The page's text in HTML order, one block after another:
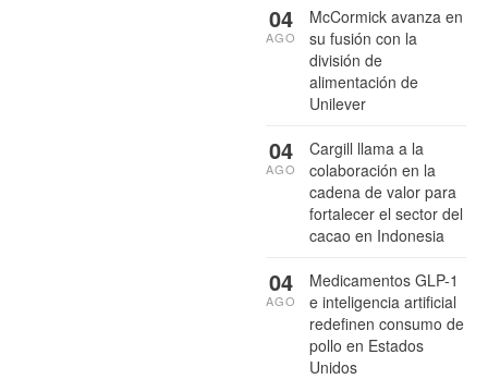
McCormick avanza en
su fusión con la
división de
alimentación de
Unilever
04
AGO
Cargill llama a la
colaboración en la
cadena de valor para
fortalecer el sector del
cacao en Indonesia
04
AGO
Medicamentos GLP-1
e inteligencia artificial
redefinen consumo de
pollo en Estados
Unidos
04
AGO